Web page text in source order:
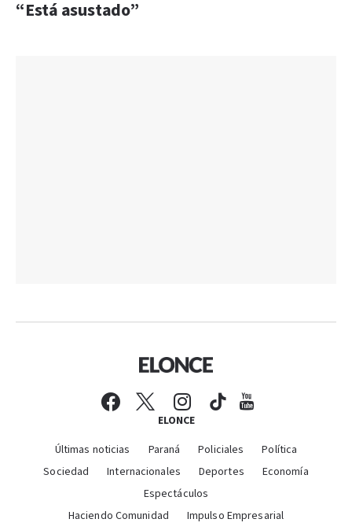
“Está asustado”
ELONCE
Últimas noticias Paraná Policiales
Política
Sociedad
Internacionales Deportes
Economía
Espectáculos
Haciendo Comunidad
Impulso Empresarial